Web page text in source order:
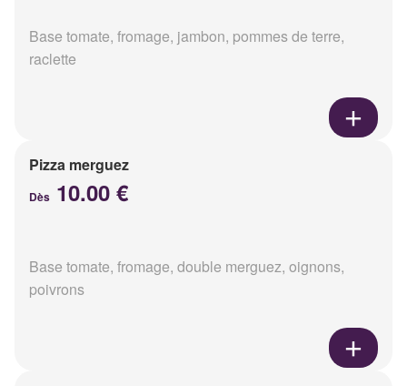
Base tomate, fromage, jambon, pommes de terre,
raclette
Pizza merguez
Dès 10.00 €
Base tomate, fromage, double merguez, oignons,
poivrons